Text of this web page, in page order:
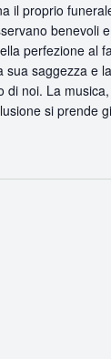
il proprio
benevoli
perfezione al
sua saggezza e
di noi. La
si prende